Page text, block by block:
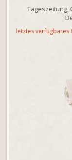
Tageszeitung,
letztes verfügbares